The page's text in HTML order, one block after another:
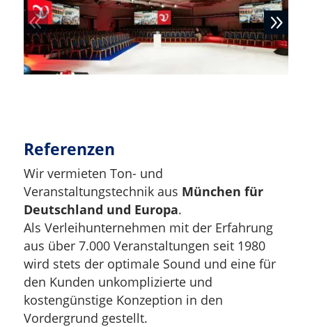
Referenzen
Wir vermieten Ton- und
Veranstaltungstechnik aus München für
Deutschland und Europa.
Als Verleihunternehmen mit der Erfahrung
aus über 7.000 Veranstaltungen seit 1980
wird stets der optimale Sound und eine für
den Kunden unkomplizierte und
kostengünstige Konzeption in den
Vordergrund gestellt.